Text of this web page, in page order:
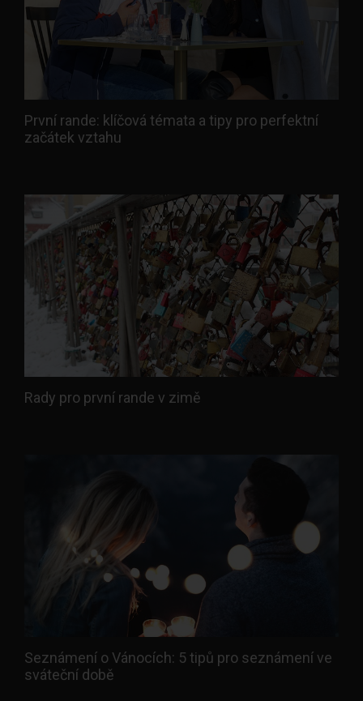
První rande: klíčová témata a tipy pro perfektní
začátek vztahu
Rady pro první rande v zimě
Seznámení o Vánocích: 5 tipů pro seznámení ve
sváteční době